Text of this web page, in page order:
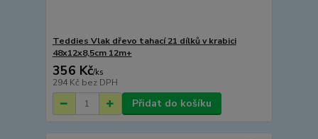
Teddies Vlak dřevo tahací 21 dílků v krabici
48x12x8,5cm 12m+
356 Kč/ks
294 Kč bez DPH
Přidat do košíku